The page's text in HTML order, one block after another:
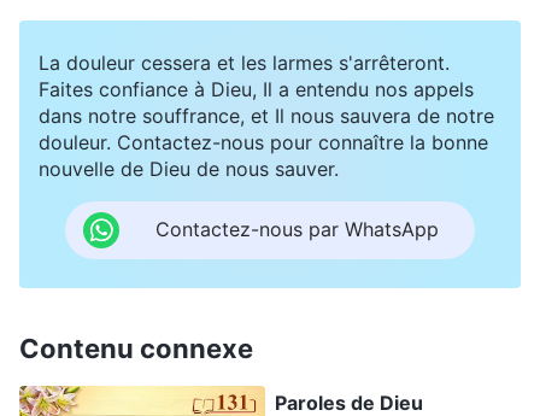
La douleur cessera et les larmes s'arrêteront.
Faites confiance à Dieu, Il a entendu nos appels
dans notre souffrance, et Il nous sauvera de notre
douleur. Contactez-nous pour connaître la bonne
nouvelle de Dieu de nous sauver.
Contactez-nous par WhatsApp
Contenu connexe
Paroles de Dieu